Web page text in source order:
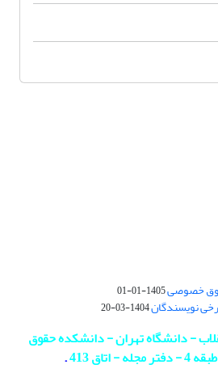
خصوصی1405-01-01
نویسندگان1404-03-20
- دانشگاه تهران - دانشکده حقوق
اتاق 413
.